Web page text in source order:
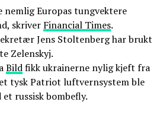
nemlig Europas tungvektere
skriver Financial Times.
Jens Stoltenberg har brukt
Zelenskyj.
Bildfikk ukrainerne nylig kjeft fra
tysk Patriot luftvernsystem ble
russisk bombefly.